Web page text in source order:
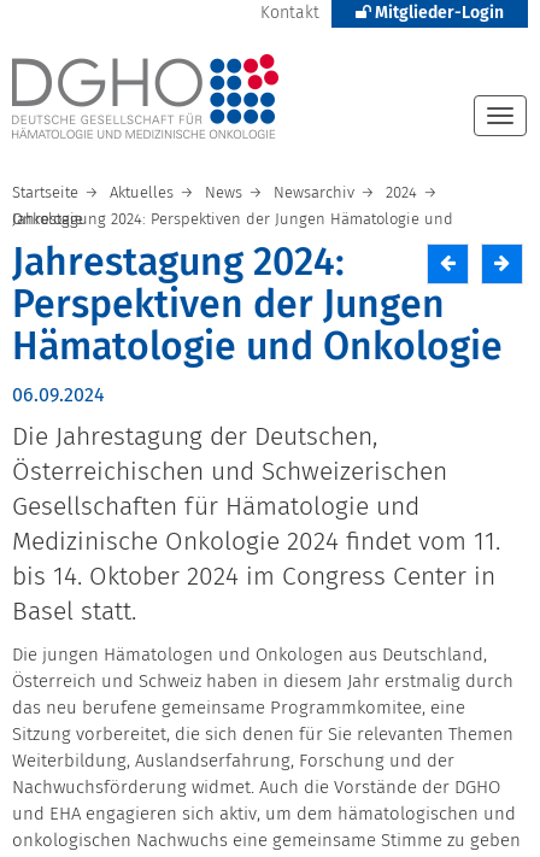
Kontakt Mitglieder-Login
Startseite Aktuelles News Newsarchiv
2024
Jahrestagung 2024: Perspektiven der Jungen Hämatologie und Onkologie
Jahrestagung 2024:
Perspektiven der Jungen
Hämatologie und Onkologie
06.09.2024
Die Jahrestagung der Deutschen,
Österreichischen und Schweizerischen
Gesellschaften für Hämatologie und
Medizinische Onkologie 2024 findet vom 11.
bis 14. Oktober 2024 im Congress Center in
Basel statt.
Die jungen Hämatologen und Onkologen aus Deutschland,
Österreich und Schweiz haben in diesem Jahr erstmalig durch
das neu berufene gemeinsame Programmkomitee, eine
Sitzung vorbereitet, die sich denen für Sie relevanten Themen
Weiterbildung, Auslandserfahrung, Forschung und der
Nachwuchsförderung widmet. Auch die Vorstände der DGHO
und EHA engagieren sich aktiv, um dem hämatologischen und
onkologischen Nachwuchs eine gemeinsame Stimme zu geben